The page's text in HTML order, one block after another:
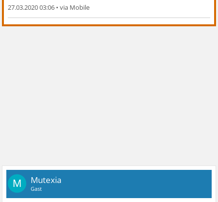
27.03.2020 03:06 •
M Mutexia
Gast